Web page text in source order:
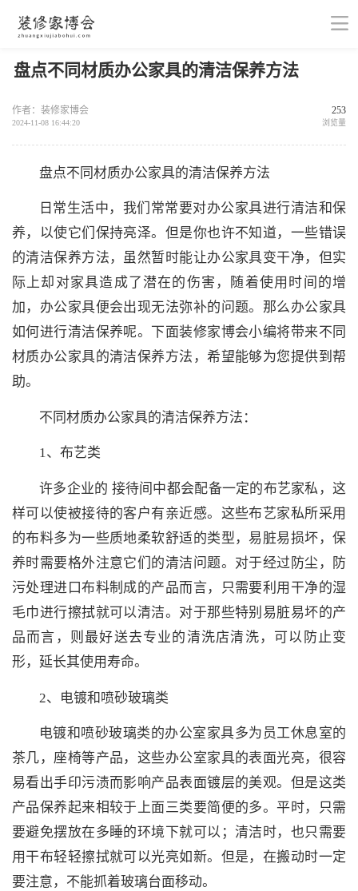
盘点不同材质办公家具的清洁保养方法
作者：装修家博会
2024-11-08 16:44:20
253
浏览量
盘点不同材质办公家具的清洁保养方法
日常生活中，我们常常要对办公家具进行清洁和保
养，以使它们保持亮泽。但是你也许不知道，一些错误
的清洁保养方法，虽然暂时能让办公家具变干净，但实
际上却对家具造成了潜在的伤害，随着使用时间的增
加，办公家具便会出现无法弥补的问题。那么办公家具
如何进行清洁保养呢。下面装修家博会小编将带来不同
材质办公家具的清洁保养方法，希望能够为您提供到帮
助。
不同材质办公家具的清洁保养方法：
1、布艺类
许多企业的 接待间中都会配备一定的布艺家私，这
样可以使被接待的客户有亲近感。这些布艺家私所采用
的布料多为一些质地柔软舒适的类型，易脏易损坏，保
养时需要格外注意它们的清洁问题。对于经过防尘，防
污处理进口布料制成的产品而言，只需要利用干净的湿
毛巾进行擦拭就可以清洁。对于那些特别易脏易坏的产
品而言，则最好送去专业的清洗店清洗，可以防止变
形，延长其使用寿命。
2、电镀和喷砂玻璃类
电镀和喷砂玻璃类的办公室家具多为员工休息室的
茶几，座椅等产品，这些办公室家具的表面光亮，很容
易看出手印污渍而影响产品表面镀层的美观。但是这类
产品保养起来相较于上面三类要简便的多。平时，只需
要避免摆放在多睡的环境下就可以；清洁时，也只需要
用干布轻轻擦拭就可以光亮如新。但是，在搬动时一定
要注意，不能抓着玻璃台面移动。